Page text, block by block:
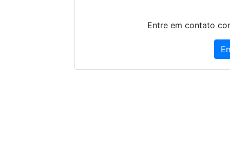
Entre em contato